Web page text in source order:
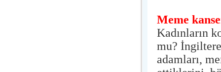
Meme
Kadınların
mu?
adamları,